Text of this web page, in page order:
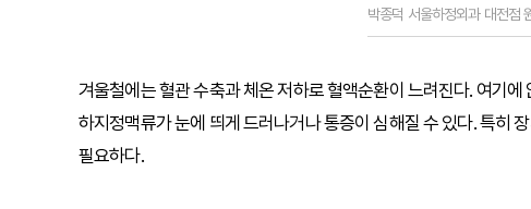
박종덕 서울하정외과 대전점
겨울철에는 혈관 수축과 체온 저하로 혈액순환이 느려진다. 여기
하지정맥류가 눈에 띄게 드러나거나 통증이 심해질 수 있다. 특히
필요하다.